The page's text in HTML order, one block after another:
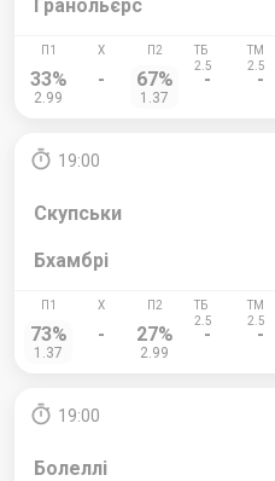
Гранольєрс
33%
2.99
- 67%
1.37
- -
19:00
Скупськи
Бхамбрі
73%
1.37
- 27%
2.99
- -
19:00
Болеллі